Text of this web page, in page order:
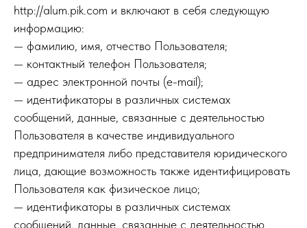
http://alum.pik.com и включают в себя следующую
информацию:
— фамилию, имя, отчество Пользователя;
— контактный телефон Пользователя;
— адрес электронной почты (e-mail);
— идентификаторы в различных системах
сообщений, данные, связанные с деятельностью
Пользователя в качестве индивидуального
предпринимателя либо представителя юридического
лица, дающие возможность также идентифицировать
Пользователя как физическое лицо;
— идентификаторы в различных системах
сообщений, данные, связанные с деятельностью